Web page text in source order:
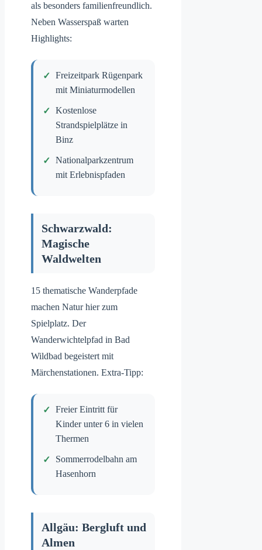
als besonders familienfreundlich.
Neben Wasserspaß warten
Highlights:
Freizeitpark Rügenpark
mit Miniaturmodellen
Kostenlose
Strandspielplätze in
Binz
Nationalparkzentrum
mit Erlebnispfaden
Schwarzwald:
Magische
Waldwelten
15 thematische Wanderpfade
machen Natur hier zum
Spielplatz. Der
Wanderwichtelpfad in Bad
Wildbad begeistert mit
Märchenstationen. Extra-Tipp:
Freier Eintritt für
Kinder unter 6 in vielen
Thermen
Sommerrodelbahn am
Hasenhorn
Allgäu: Bergluft und
Almen